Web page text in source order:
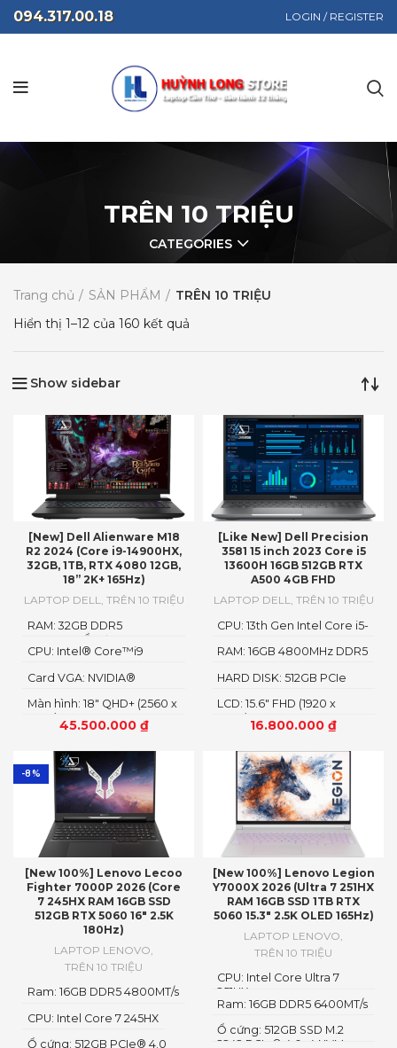
094.317.00.18 LOGIN / REGISTER
TRÊN 10 TRIỆU
CATEGORIES
Trang chủ SẢN PHẨM
TRÊN 10 TRIỆU
Hiển thị 1–12 của 160 kết quả
Show sidebar
[New] Dell Alienware M18
R2 2024 (Core i9-14900HX,
32GB, 1TB, RTX 4080 12GB,
18” 2K+ 165Hz)
LAPTOP DELL, TRÊN 10 TRIỆU
45.500.000 ₫
Màn hình: 18" QHD+ (2560 x
1600)
Card VGA: NVIDIA®
GDDR6
CPU: Intel® Core™i9
RAM: 32GB DDR5
4800MHzỔ cứng1TB PCIe
Gen4 M.2 SSD
[Like New] Dell Precision
3581 15 inch 2023 Core i5
13600H 16GB 512GB RTX
A500 4GB FHD
LAPTOP DELL, TRÊN 10 TRIỆU
16.800.000 ₫
LCD: 15.6" FHD (1920 x
1080)
HARD DISK: 512GB PCIe
RAM: 16GB 4800MHz DDR5
CPU: 13th Gen Intel Core i5-
-8%
[New 100%] Lenovo Lecoo
Fighter 7000P 2026 (Core
7 245HX RAM 16GB SSD
512GB RTX 5060 16″ 2.5K
180Hz)
LAPTOP LENOVO,
TRÊN 10 TRIỆU
Ổ cứng: 512GB PCIe® 4.0
CPU: Intel Core 7 245HX
Ram: 16GB DDR5 4800MT/s
[New 100%] Lenovo Legion
Y7000X 2026 (Ultra 7 251HX
RAM 16GB SSD 1TB RTX
5060 15.3″ 2.5K OLED 165Hz)
LAPTOP LENOVO,
TRÊN 10 TRIỆU
Ổ cứng: 512GB SSD M.2
2242 PCIe® 4.0×4 NVMe
Ram: 16GB DDR5 6400MT/s
CPU: Intel Core Ultra 7
251HX